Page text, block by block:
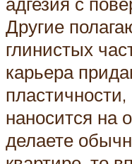
Другие
глинистых
карьера
наносится на
делаете